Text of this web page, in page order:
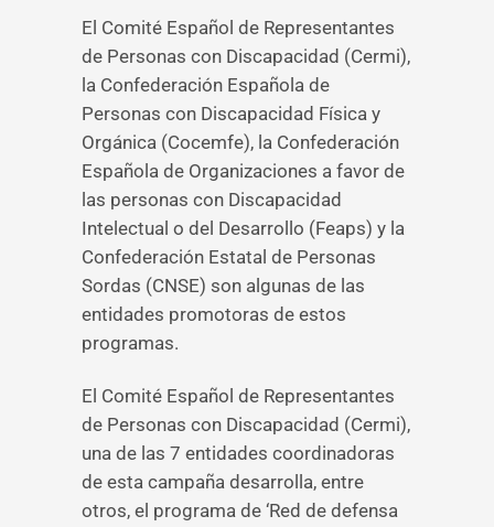
El Comité Español de Representantes
de Personas con Discapacidad (Cermi),
la Confederación Española de
Personas con Discapacidad Física y
Orgánica (Cocemfe), la Confederación
Española de Organizaciones a favor de
las personas con Discapacidad
Intelectual o del Desarrollo (Feaps) y la
Confederación Estatal de Personas
Sordas (CNSE) son algunas de las
entidades promotoras de estos
programas.
El Comité Español de Representantes
de Personas con Discapacidad (Cermi),
una de las 7 entidades coordinadoras
de esta campaña desarrolla, entre
otros, el programa de ‘Red de defensa